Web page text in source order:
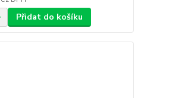
Přidat do košíku